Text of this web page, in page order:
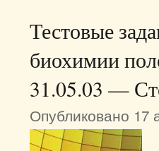
Тестовые
биохимии
31.05.03 —
Опубликовано 17